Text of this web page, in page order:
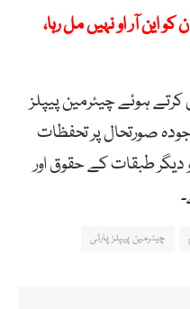
این آر او نہیں مل رہا،
ہوئے چیئرمین پیپلز
صورتحال پر تحفظات
دیگر طبقات کے حقوق اور
چیئرمین پیپلز پارٹی